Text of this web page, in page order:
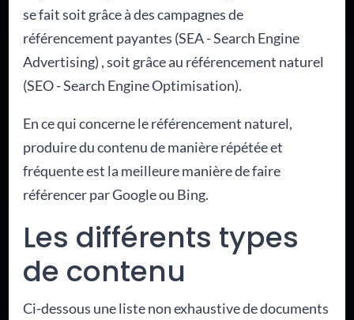
se fait soit grâce à des campagnes de
référencement payantes (SEA - Search Engine
Advertising) , soit grâce au référencement naturel
(SEO - Search Engine Optimisation).
En ce qui concerne le référencement naturel,
produire du contenu de manière répétée et
fréquente est la meilleure manière de faire
référencer par Google ou Bing.
Les différents types
de contenu
Ci-dessous une liste non exhaustive de documents